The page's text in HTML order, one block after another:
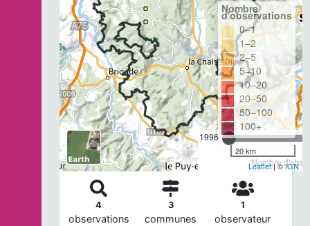
1996
Nombre
Nombre
d'observations
0–1
1–2
2–5
5–10
10–20
20–50
50–100
100+
20 km
Leaflet| ©IGN
4
observations
3
communes
1
observateur